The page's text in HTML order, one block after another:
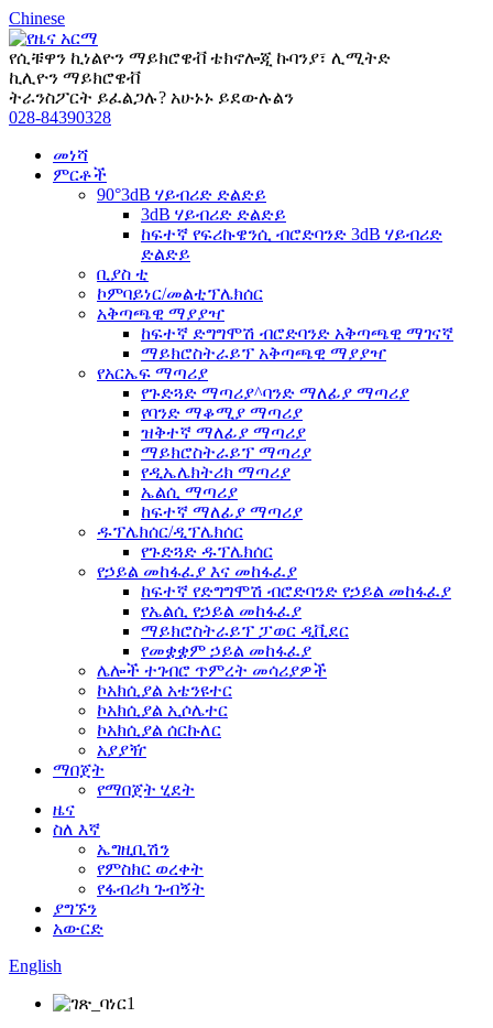
Chinese
የሲቹዋን ኪነልዮን ማይክሮዌቭ ቴክኖሎጂ ኩባንያ፣ ሊሚትድ
ኪሊዮን ማይክሮዌቭ
ትራንስፖርት ይፈልጋሉ? አሁኑኑ ይደውሉልን
028-84390328
መነሻ
ምርቶች
90°3dB ሃይብሪድ ድልድይ
3dB ሃይብሪድ ድልድይ
ከፍተኛ የፍሪኩዌንሲ ብሮድባንድ 3dB ሃይብሪድ
ድልድይ
ቢያስ ቲ
ኮምባይነር/መልቲፕሌክሰር
አቅጣጫዊ ማያያዣ
ከፍተኛ ድግግሞሽ ብሮድባንድ አቅጣጫዊ ማገናኛ
ማይክሮስትራይፕ አቅጣጫዊ ማያያዣ
የአርኤፍ ማጣሪያ
የጉድጓድ ማጣሪያ^ባንድ ማለፊያ ማጣሪያ
የባንድ ማቆሚያ ማጣሪያ
ዝቅተኛ ማለፊያ ማጣሪያ
ማይክሮስትራይፕ ማጣሪያ
የዲኤሌክትሪክ ማጣሪያ
ኤልሲ ማጣሪያ
ከፍተኛ ማለፊያ ማጣሪያ
ዱፕሌክሰር/ዲፕሌክሰር
የጉድጓድ ዱፕሌክሰር
የኃይል መከፋፈያ እና መከፋፈያ
ከፍተኛ የድግግሞሽ ብሮድባንድ የኃይል መከፋፈያ
የኤልሲ የኃይል መከፋፈያ
ማይክሮስትራይፕ ፓወር ዲቪደር
የመቋቋም ኃይል መከፋፈያ
ሌሎች ተገብሮ ጥምረት መሳሪያዎች
ኮአክሲያል አቴንዩተር
ኮአክሲያል ኢሶሌተር
ኮአክሲያል ሰርኩለር
አያያዥ
ማበጀት
የማበጀት ሂደት
ዜና
ስለ እኛ
ኤግዚቢሽን
የምስክር ወረቀት
የፋብሪካ ጉብኝት
ያግኙን
አውርድ
English